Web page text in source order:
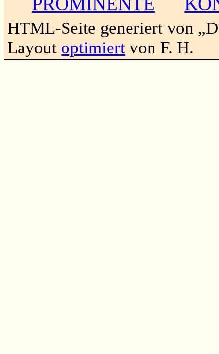
HTML-Seite generiert von
Layout optimiert von F. H.